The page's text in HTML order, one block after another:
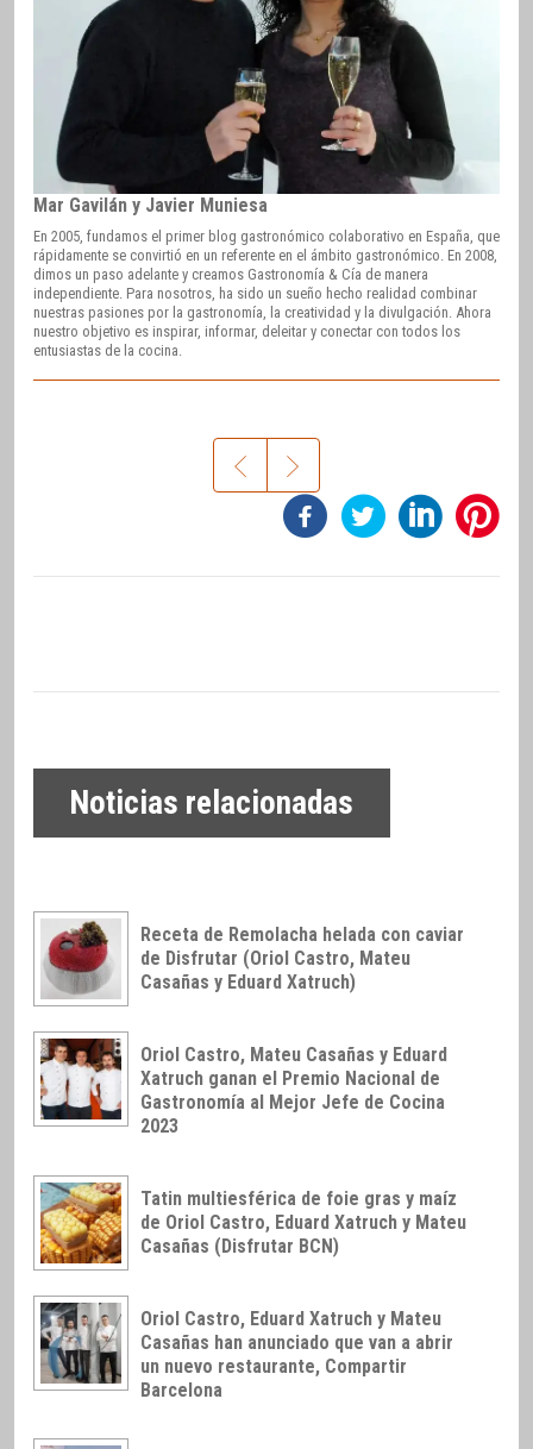
Mar Gavilán y Javier Muniesa
En 2005, fundamos el primer blog gastronómico colaborativo en España, que
rápidamente se convirtió en un referente en el ámbito gastronómico. En 2008,
dimos un paso adelante y creamos Gastronomía & Cía de manera
independiente. Para nosotros, ha sido un sueño hecho realidad combinar
nuestras pasiones por la gastronomía, la creatividad y la divulgación. Ahora
nuestro objetivo es inspirar, informar, deleitar y conectar con todos los
entusiastas de la cocina.
Noticias relacionadas
Receta de Remolacha helada con caviar
de Disfrutar (Oriol Castro, Mateu
Casañas y Eduard Xatruch)
Oriol Castro, Mateu Casañas y Eduard
Xatruch ganan el Premio Nacional de
Gastronomía al Mejor Jefe de Cocina
2023
Tatin multiesférica de foie gras y maíz
de Oriol Castro, Eduard Xatruch y Mateu
Casañas (Disfrutar BCN)
Oriol Castro, Eduard Xatruch y Mateu
Casañas han anunciado que van a abrir
un nuevo restaurante, Compartir
Barcelona